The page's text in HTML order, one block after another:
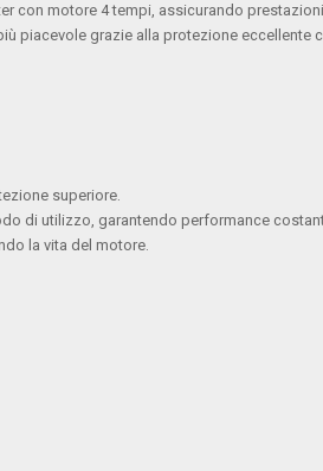
con motore 4 tempi, assicurando
piacevole grazie alla protezione eccellente
superiore.
di utilizzo, garantendo performance
la vita del motore.